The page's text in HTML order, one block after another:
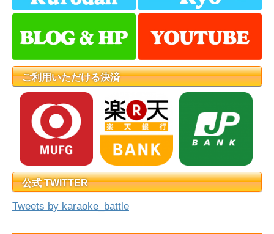
ご利用いただける決済
公式 TWITTER
Tweets by karaoke_battle